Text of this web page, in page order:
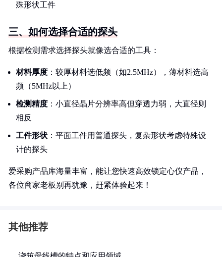
殊形状工件
三、如何选择合适的探头
根据检测需求选择探头就像选合适的工具：
材料厚度 ：较厚材料选低频（如2.5MHz），薄材料选高
频（5MHz以上）
检测精度 ：小直径晶片分辨率高但穿透力弱，大直径则
相反
工件形状 ：平面工件用普通探头，复杂形状考虑特殊设
计的探头
爱采购产品库海量丰富，能让您快速高效锁定心仪产品，
各位商家老板别再犹豫，赶紧体验起来！
其他推荐